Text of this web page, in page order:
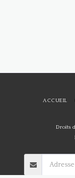
Droits
ACCUEIL